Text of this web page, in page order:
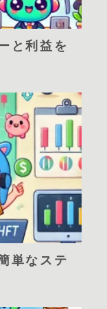
と利益を
単なステ